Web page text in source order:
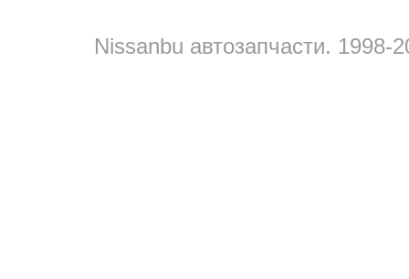
Nissanbu автозапчасти. 1998-